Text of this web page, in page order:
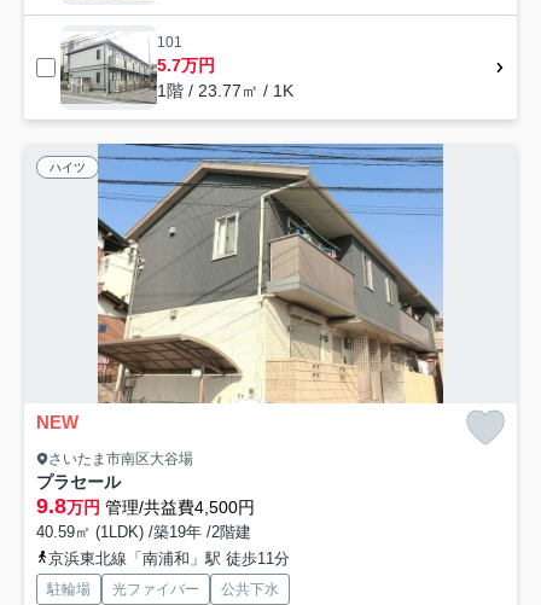
101
5.7万円
1階 / 23.77㎡ / 1K
ハイツ
NEW
さいたま市南区大谷場
プラセール
9.8万円 管理/共益費4,500円
40.59㎡ (1LDK) /築19年 /2階建
京浜東北線「南浦和」駅 徒歩11分
駐輪場 光ファイバー 公共下水